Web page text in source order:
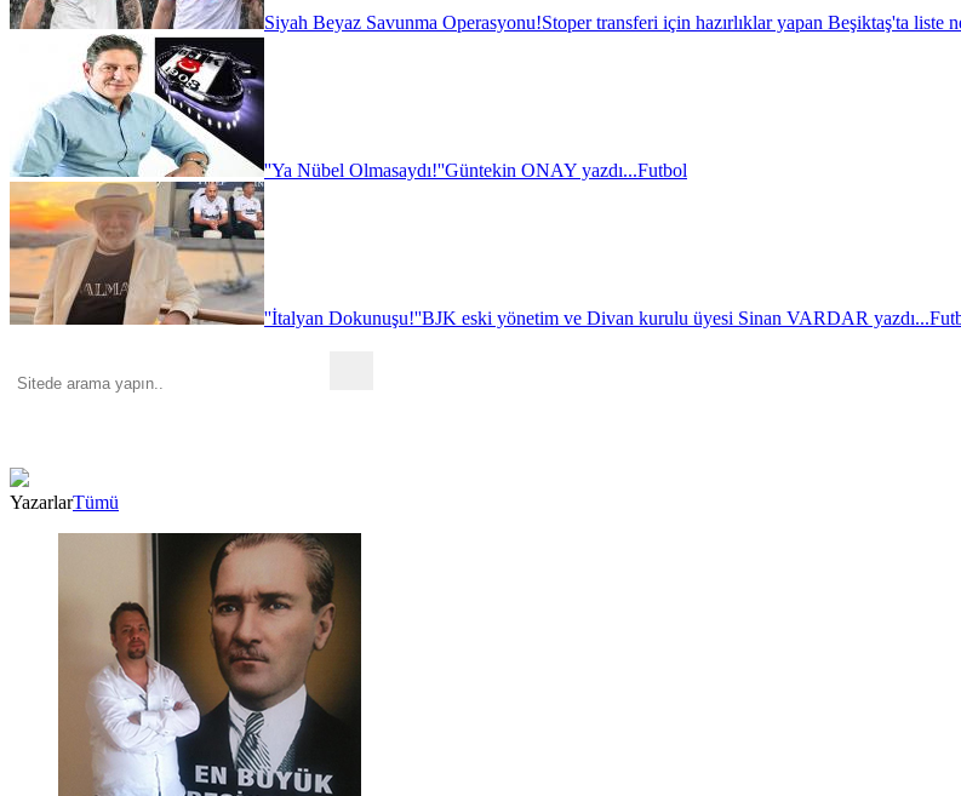
Siyah Beyaz Savunma Operasyonu!Stoper transferi için hazırlıklar yapan Beşiktaş'ta liste
''Ya Nübel Olmasaydı!''Güntekin ONAY yazdı...Futbol
''İtalyan Dokunuşu!''BJK eski yönetim ve Divan kurulu üyesi Sinan VARDAR yazdı...
YazarlarTümü